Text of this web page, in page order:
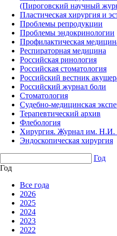
(Пироговский научный
Пластическая хирургия и
Проблемы репродукции
Проблемы эндокринологии
Профилактическая
Респираторная медицина
Российская ринология
Российская стоматология
Российский вестник
Российский журнал боли
Стоматология
Судебно-медицинская
Терапевтический архив
Флебология
Хирургия. Журнал им. Н.И.
Эндоскопическая хирургия
Год
Год
Все года
2026
2025
2024
2023
2022